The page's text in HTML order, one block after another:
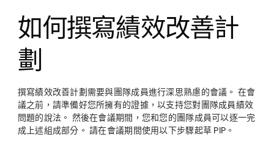
如何撰寫績效改善計
劃
撰寫績效改善計劃需要與團隊成員進行深思熟慮的會議。 在會
議之前，請準備好您所擁有的證據，以支持您對團隊成員績效
問題的說法。 然後在會議期間，您和您的團隊成員可以逐一完
成上述組成部分。 請在會議期間使用以下步驟起草 PIP。